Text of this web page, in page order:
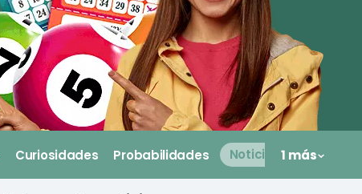
Curiosidades Probabilidades Noticias 1 más